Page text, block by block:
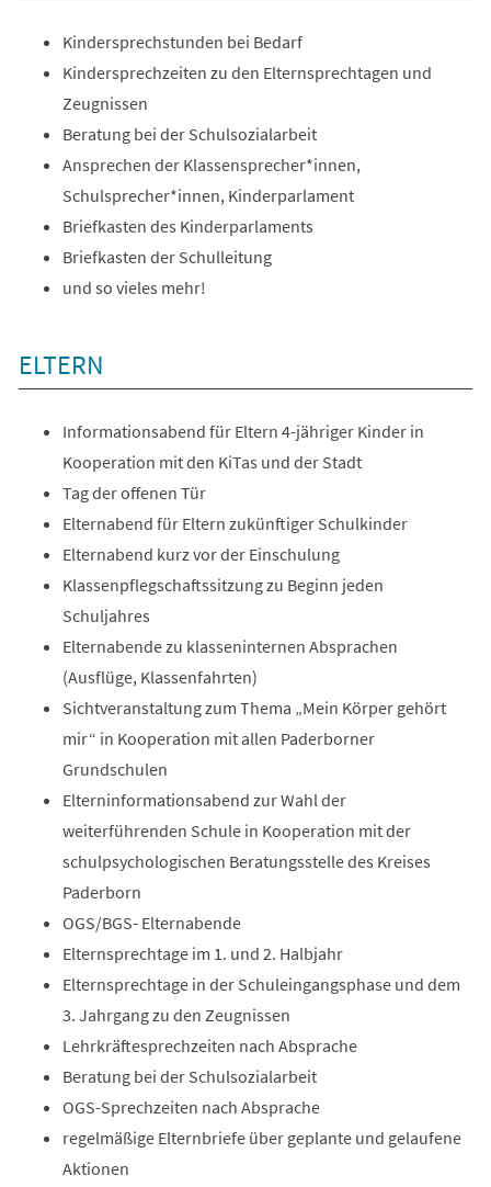
Kindersprechstunden bei Bedarf
Kindersprechzeiten zu den Elternsprechtagen und
Zeugnissen
Beratung bei der Schulsozialarbeit
Ansprechen der Klassensprecher*innen,
Schulsprecher*innen, Kinderparlament
Briefkasten des Kinderparlaments
Briefkasten der Schulleitung
und so vieles mehr!
ELTERN
Informationsabend für Eltern 4-jähriger Kinder in
Kooperation mit den KiTas und der Stadt
Tag der offenen Tür
Elternabend für Eltern zukünftiger Schulkinder
Elternabend kurz vor der Einschulung
Klassenpflegschaftssitzung zu Beginn jeden
Schuljahres
Elternabende zu klasseninternen Absprachen
(Ausflüge, Klassenfahrten)
Sichtveranstaltung zum Thema „Mein Körper gehört
mir“ in Kooperation mit allen Paderborner
Grundschulen
Elterninformationsabend zur Wahl der
weiterführenden Schule in Kooperation mit der
schulpsychologischen Beratungsstelle des Kreises
Paderborn
OGS/BGS- Elternabende
Elternsprechtage im 1. und 2. Halbjahr
Elternsprechtage in der Schuleingangsphase und dem
3. Jahrgang zu den Zeugnissen
Lehrkräftesprechzeiten nach Absprache
Beratung bei der Schulsozialarbeit
OGS-Sprechzeiten nach Absprache
regelmäßige Elternbriefe über geplante und gelaufene
Aktionen